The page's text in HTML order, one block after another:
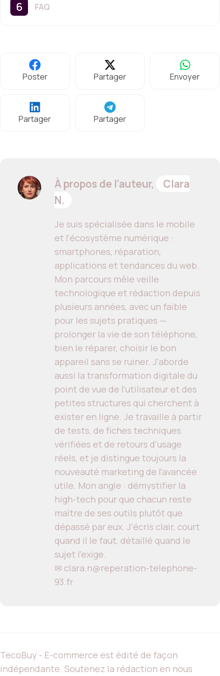
FAQ
Poster Partager Envoyer
Partager Partager
À propos de l’auteur,
Clara
N.
Je suis spécialisée dans le mobile
et l'écosystème numérique :
smartphones, réparation,
applications et tendances du web.
Mon parcours mêle veille
technologique et rédaction depuis
plusieurs années, avec un faible
pour les sujets pratiques —
prolonger la vie de son téléphone,
bien le réparer, choisir le bon
appareil sans se ruiner. J'aborde
aussi la transformation digitale du
point de vue de l'utilisateur et des
petites structures qui cherchent à
exister en ligne. Je travaille à partir
de tests, de fiches techniques
vérifiées et de retours d'usage
réels, et je distingue toujours la
nouveauté marketing de l'avancée
utile. Mon angle : démystifier la
high-tech pour que chacun reste
maître de ses outils plutôt que
dépassé par eux. J'écris clair, court
quand il le faut, détaillé quand le
sujet l'exige.
✉ clara.n@reperation-telephone-
93.fr
TecoBuy - E-commerce est édité de façon
indépendante. Soutenez la rédaction en nous